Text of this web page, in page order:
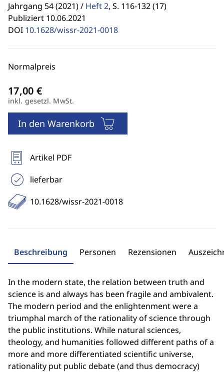
Jahrgang 54 (2021) / Heft 2, S. 116-132 (17)
Publiziert 10.06.2021
DOI 10.1628/wissr-2021-0018
Normalpreis
inkl. gesetzl. MwSt.
In den Warenkorb
Artikel PDF
lieferbar
10.1628/wissr-2021-0018
Beschreibung Personen Rezensionen
In the modern state, the relation between truth and
science is and always has been fragile and ambivalent.
The modern period and the enlightenment were a
triumphal march of the rationality of science through
the public institutions. While natural sciences,
theology, and humanities followed different paths of a
more and more differentiated scientific universe,
rationality put public debate (and thus democracy)